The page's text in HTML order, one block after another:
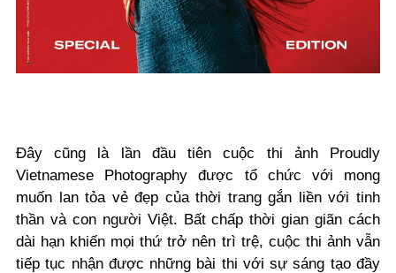
Đây cũng là lần đầu tiên cuộc thi ảnh Proudly
Vietnamese Photography được tổ chức với mong
muốn lan tỏa vẻ đẹp của thời trang gắn liền với tinh
thần và con người Việt. Bất chấp thời gian giãn cách
dài hạn khiến mọi thứ trở nên trì trệ, cuộc thi ảnh vẫn
tiếp tục nhận được những bài thi với sự sáng tạo đầy